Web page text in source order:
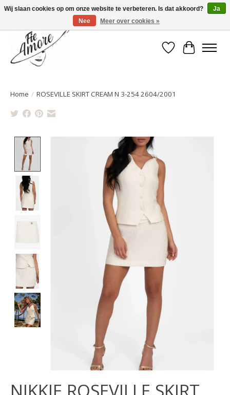
Verlanglijst
Home / ROSEVILLE SKIRT CREAM N 3-254 2604/2001
Product image slideshow Items
Wij slaan cookies op om onze website te verbeteren. Is dat akkoord?
Ja
Nee
Meer over cookies »